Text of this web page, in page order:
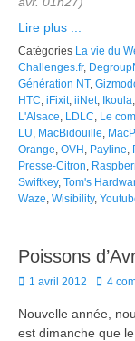
Lire plus ...
Catégories La vie du
Challenges.fr,
Génération NT,
HTC, iFixit, iiNet, Ikoula,
L'Alsace, LDLC, Le
LU, MacBidouille,
Orange, OVH , Payline,
Presse-Citron,
Swiftkey, Tom's
Waze, Wisibility,
Poissons
Posted
1 avril 2012 4
Nouvelle année,
est dimanche que